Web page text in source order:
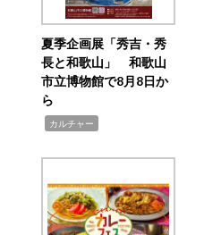
夏季企画展「秀吉・秀
長と和歌山」 和歌山
市立博物館で8月8日か
ら
カルチャー